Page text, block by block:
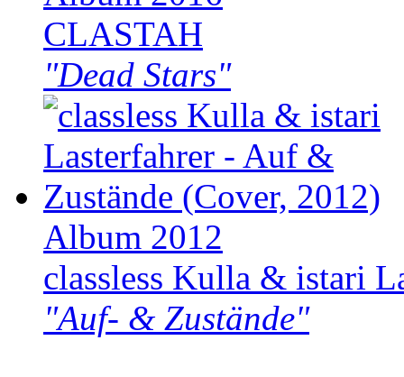
CLASTAH
"Dead Stars"
Album 2012
classless Kulla & istari
"Auf- & Zustände"